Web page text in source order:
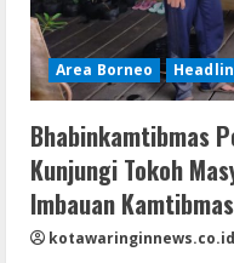
Area Borneo
Bhabinkamtibmas
Kunjungi Tokoh
Imbauan
kotawaringinnews.co.id